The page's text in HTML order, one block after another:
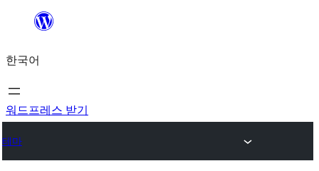
츠
로
바
가
한국어
워드프레스 받기
테마